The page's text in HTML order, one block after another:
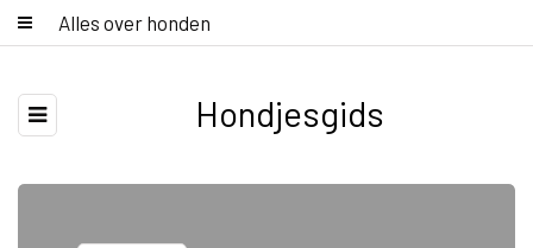
Alles over honden
Hondjesgids